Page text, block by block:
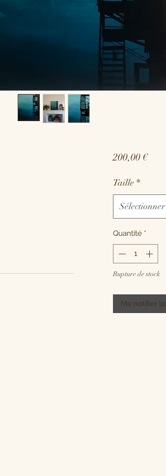
200,00 €Prix
Taille *
Sélectionner
Quantité *
Rupture de stock
Me notifier